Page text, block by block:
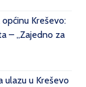
Kreševo:
– „Zajedno za
ulazu u Kreševo